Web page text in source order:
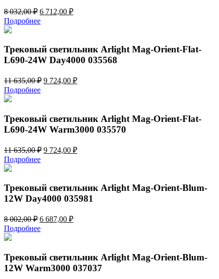
8 032,00₽ Первоначальная
цена
составляла
032,00 ₽.
6 712,00 ₽Текущая
Подробнее
Трековый светильник Arlight Mag-Orient-Flat-
L690-24W Day4000 035568
11 635,00₽ Первоначальная
635,00 ₽.
9 724,00 ₽Текущая
Подробнее
Трековый светильник Arlight Mag-Orient-Flat-
L690-24W Warm3000 035570
11 635,00₽ Первоначальная
635,00 ₽.
9 724,00 ₽Текущая
Подробнее
Трековый светильник Arlight Mag-Orient-Blum-
12W Day4000 035981
8 002,00₽ Первоначальная
цена
составляла
002,00 ₽.
6 687,00 ₽Текущая
Подробнее
Трековый светильник Arlight Mag-Orient-Blum-
12W Warm3000 037037